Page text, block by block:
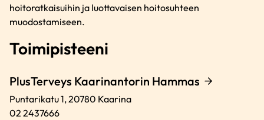
hoitoratkaisuihin ja luottavaisen hoitosuhteen
muodostamiseen.
Toimipisteeni
PlusTerveys Kaarinantorin Hammas
Puntarikatu 1,20780 Kaarina
02 2437666